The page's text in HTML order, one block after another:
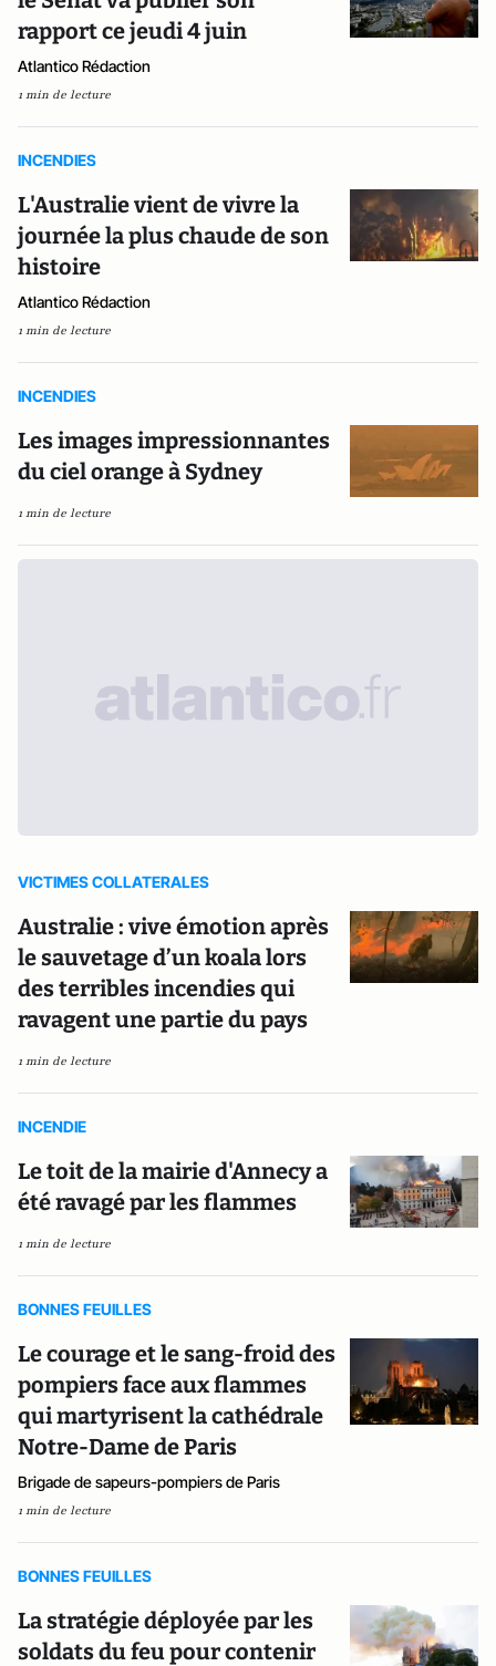
rapport ce jeudi 4 juin
Atlantico Rédaction
1 min de lecture
INCENDIES
L'Australie vient de vivre la
journée la plus chaude de son
histoire
Atlantico Rédaction
1 min de lecture
INCENDIES
Les images impressionnantes
du ciel orange à Sydney
1 min de lecture
VICTIMES COLLATERALES
Australie : vive émotion après
le sauvetage d’un koala lors
des terribles incendies qui
ravagent une partie du pays
1 min de lecture
INCENDIE
Le toit de la mairie d'Annecy a
été ravagé par les flammes
1 min de lecture
BONNES FEUILLES
Le courage et le sang-froid des
pompiers face aux flammes
qui martyrisent la cathédrale
Notre-Dame de Paris
Brigade de sapeurs-pompiers de Paris
1 min de lecture
BONNES FEUILLES
La stratégie déployée par les
soldats du feu pour contenir